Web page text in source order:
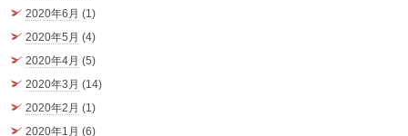
2020年6月 (1)
2020年5月 (4)
2020年4月 (5)
2020年3月 (14)
2020年2月 (1)
2020年1月 (6)